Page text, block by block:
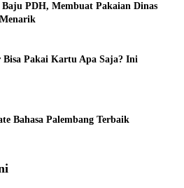
PDH, Membuat Pakaian Dinas
Bisa Pakai Kartu Apa Saja? Ini
Bahasa Palembang Terbaik